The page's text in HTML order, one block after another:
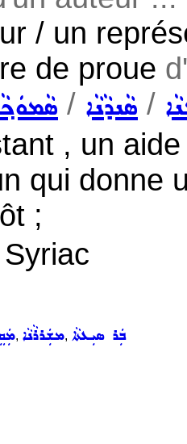
/ un
de proue
/ ܣܵܢܕܵܢܵܐ /
, un
qui donne
;
, ܡܫܲܪܪܵܢܵܐ, ܒܲܪ ܣܝܼܥܬܵܐ